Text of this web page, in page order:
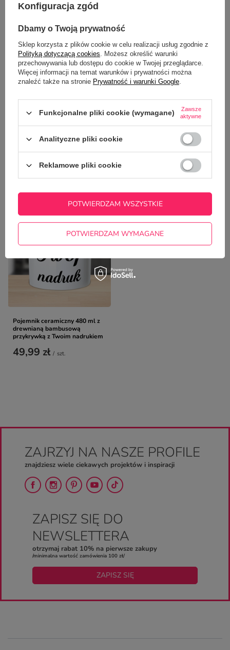
GŁÓWNE PARAMETRY
OPINIE (0)
Zadaj pytanie a my odpowiemy
niezwłocznie, najciekawsze pytania i
ZADAJ PYTANIE
NAJCZĘŚCIEJ KUPOWANE Z
Pojemnik ceramiczny 480 ml z
drewnianą bambusową
przykrywką z Twoim nadrukiem
49,99 zł / szt.
ZAJRZYJ NA NASZE PROFILE
znajdziesz wiele ciekawych projektów i inspiracji
ZAPISZ SIĘ DO
NEWSLETTERA
otrzymaj rabat 10% na pierwsze zakupy
/minimalna wartość zamówienia 100 zł/
ZAPISZ SIĘ
Konfiguracja zgód
Dbamy o Twoją prywatność
Sklep korzysta z plików cookie w celu realizacji usług zgodnie z
Polityką dotyczącą cookies. Możesz określić warunki
przechowywania lub dostępu do cookie w Twojej przeglądarce.
Więcej informacji na temat warunków i prywatności można
znaleźć także na stronie Prywatność i warunki Google.
Funkcjonalne pliki cookie (wymagane)
Zawsze
aktywne
Analityczne pliki cookie
Reklamowe pliki cookie
POTWIERDZAM WYMAGANE
POTWIERDZAM WSZYSTKIE